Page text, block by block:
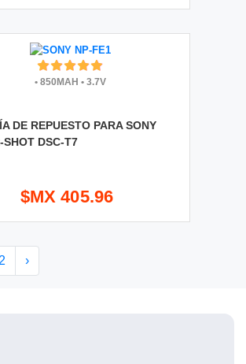
•850MAH •3.7V
DE REPUESTO PARA SONY
SHOT DSC-T7
$MX 405.96
2 ›